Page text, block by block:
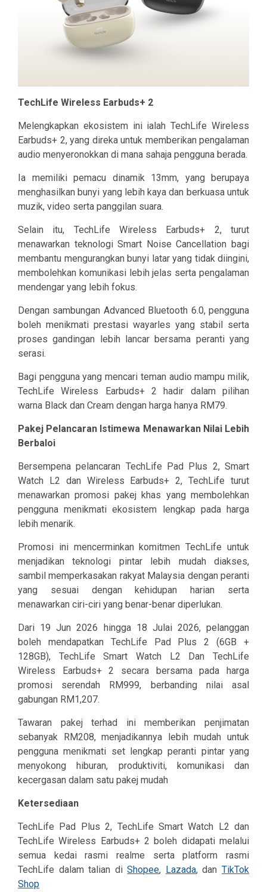
TechLife Wireless Earbuds+ 2
Melengkapkan ekosistem ini ialah TechLife Wireless
Earbuds+ 2, yang direka untuk memberikan pengalaman
audio menyeronokkan di mana sahaja pengguna berada.
Ia memiliki pemacu dinamik 13mm, yang berupaya
menghasilkan bunyi yang lebih kaya dan berkuasa untuk
muzik, video serta panggilan suara.
Selain itu, TechLife Wireless Earbuds+ 2, turut
menawarkan teknologi Smart Noise Cancellation bagi
membantu mengurangkan bunyi latar yang tidak diingini,
membolehkan komunikasi lebih jelas serta pengalaman
mendengar yang lebih fokus.
Dengan sambungan Advanced Bluetooth 6.0, pengguna
boleh menikmati prestasi wayarles yang stabil serta
proses gandingan lebih lancar bersama peranti yang
serasi.
Bagi pengguna yang mencari teman audio mampu milik,
TechLife Wireless Earbuds+ 2 hadir dalam pilihan
warna Black dan Cream dengan harga hanya RM79.
Pakej Pelancaran Istimewa Menawarkan Nilai Lebih
Berbaloi
Bersempena pelancaran TechLife Pad Plus 2, Smart
Watch L2 dan Wireless Earbuds+ 2, TechLife turut
menawarkan promosi pakej khas yang membolehkan
pengguna menikmati ekosistem lengkap pada harga
lebih menarik.
Promosi ini mencerminkan komitmen TechLife untuk
menjadikan teknologi pintar lebih mudah diakses,
sambil memperkasakan rakyat Malaysia dengan peranti
yang sesuai dengan kehidupan harian serta
menawarkan ciri-ciri yang benar-benar diperlukan.
Dari 19 Jun 2026 hingga 18 Julai 2026, pelanggan
boleh mendapatkan TechLife Pad Plus 2 (6GB +
128GB), TechLife Smart Watch L2 Dan TechLife
Wireless Earbuds+ 2 secara bersama pada harga
promosi serendah RM999, berbanding nilai asal
gabungan RM1,207.
Tawaran pakej terhad ini memberikan penjimatan
sebanyak RM208, menjadikannya lebih mudah untuk
pengguna menikmati set lengkap peranti pintar yang
menyokong hiburan, produktiviti, komunikasi dan
kecergasan dalam satu pakej mudah
Ketersediaan
TechLife Pad Plus 2, TechLife Smart Watch L2 dan
TechLife Wireless Earbuds+ 2 boleh didapati melalui
semua kedai rasmi realme serta platform rasmi
TechLife dalam talian diShopee, Lazada, danTikTok
Shop